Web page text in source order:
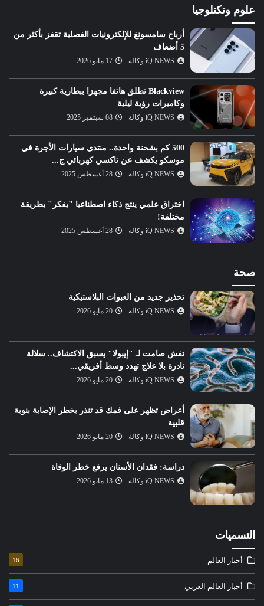
علوم وتكنلوجيا
أرباح سامسونغ للإلكترونيات الفصلية تقفز بأكثر من
5 أضعاف
iQ NEWS وكالة 17 مايو 2026
Blackview تطلق هاتفا مجهزا ببطارية كبيرة
وكاميرات رؤية ليلية
iQ NEWS وكالة 08 سبتمبر 2025
500 كم بشحنة واحدة.. منتدى سيارات الأجرة في
موسكو يكشف عن تاكسي كهربائي ج...
iQ NEWS وكالة 28 أغسطس 2025
اختراق علمي ينتج ذكاء اصطناعيا "يفكر" بطريقة
مختلفة!
iQ NEWS وكالة 28 أغسطس 2025
صحة
تحذير جديد من العبوات البلاستيكية
iQ NEWS وكالة 20 مايو 2026
تفش صامت لـ "إيبولا" يسبق الاكتشاف.. سلالة
نادرة بلا علاج تهدد وسط أفريقي...
iQ NEWS وكالة 20 مايو 2026
أعراض تظهر على فمك قد تنذر بخطر الإصابة بنوبة
قلبية
iQ NEWS وكالة 20 مايو 2026
دراسة: فقدان الأسنان يرفع خطر الوفاة
iQ NEWS وكالة 13 مايو 2026
التسميات
أخبار العالم 16
أخبار العالم العربي 11